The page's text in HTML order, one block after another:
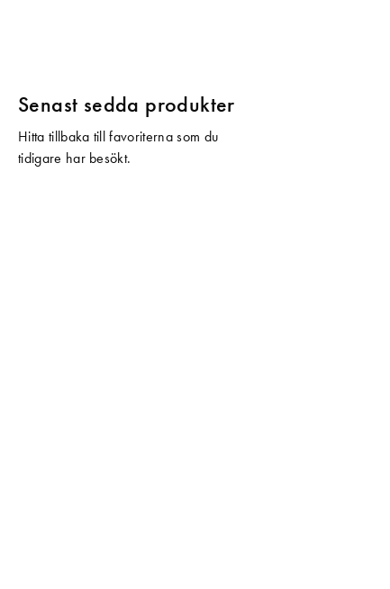
Senast sedda produkter
Hitta tillbaka till favoriterna som du
tidigare har besökt.